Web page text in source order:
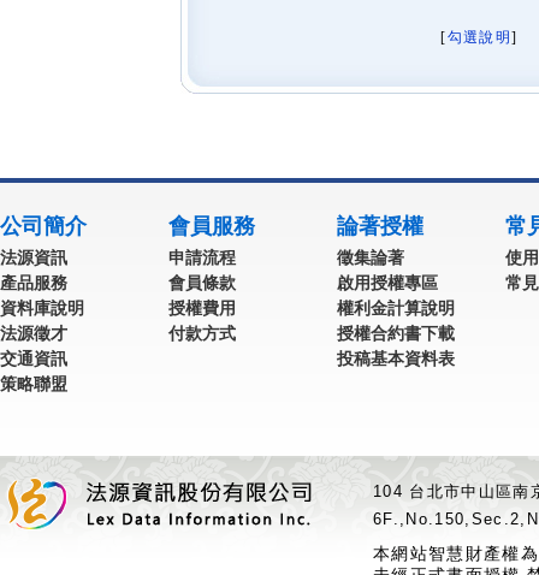
[勾選說明 ]
公司簡介
法源資訊
產品服務
資料庫說明
法源徵才
交通資訊
策略聯盟
會員服務
申請流程
會員條款
授權費用
付款方式
論著授權
徵集論著
啟用授權專區
權利金計算說明
授權合約書下載
投稿基本資料表
常
使
常
104 台北市中山區
本網站智慧財產權